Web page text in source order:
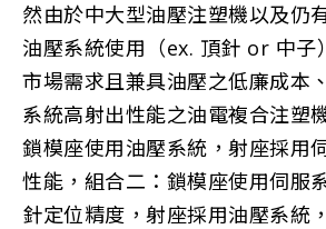
然由於中大型油壓注塑機以及仍
油壓系統使用（ex. 頂針 or 中子
市場需求且兼具油壓之低廉成本
系統高射出性能之油電複合注塑
鎖模座使用油壓系統，射座採用
性能，組合二：鎖模座使用伺服
針定位精度，射座採用油壓系統